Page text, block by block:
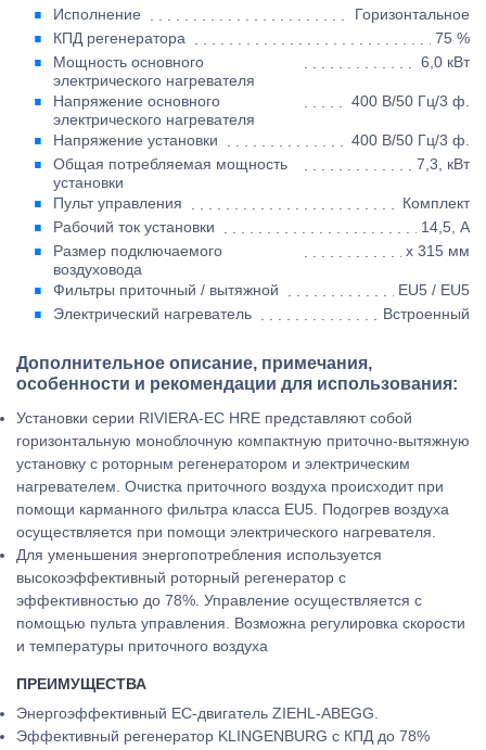
Исполнение
Горизонтальное
КПД регенератора
75 %
Мощность основного
электрического нагревателя
6,0 кВт
Напряжение основного
электрического нагревателя
400 В/50 Гц/3 ф.
Напряжение установки
400 В/50 Гц/3 ф.
Общая потребляемая мощность
установки
7,3, кВт
Пульт управления
Комплект
Рабочий ток установки
14,5, А
Размер подключаемого
воздуховода
х 315 мм
Фильтры приточный / вытяжной
EU5 / EU5
Электрический нагреватель
Встроенный
Дополнительное описание, примечания,
особенности и рекомендации для использования:
Установки серии RIVIERA-EC HRE представляют собой
горизонтальную моноблочную компактную приточно-вытяжную
установку с роторным регенератором и электрическим
нагревателем. Очистка приточного воздуха происходит при
помощи карманного фильтра класса EU5. Подогрев воздуха
осуществляется при помощи электрического нагревателя.
Для уменьшения энергопотребления используется
высокоэффективный роторный регенератор с
эффективностью до 78%. Управление осуществляется с
помощью пульта управления. Возможна регулировка скорости
и температуры приточного воздуха
ПРЕИМУЩЕСТВА
Энергоэффективный EC-двигатель ZIEHL-ABEGG.
Эффективный регенератор KLINGENBURG с КПД до 78%